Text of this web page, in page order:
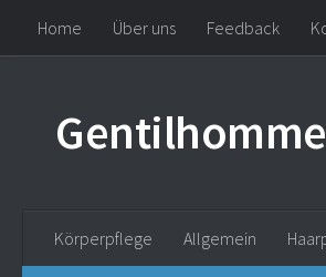
Home Über uns Feedback
Gentilhomme
Körperpflege Allgemein